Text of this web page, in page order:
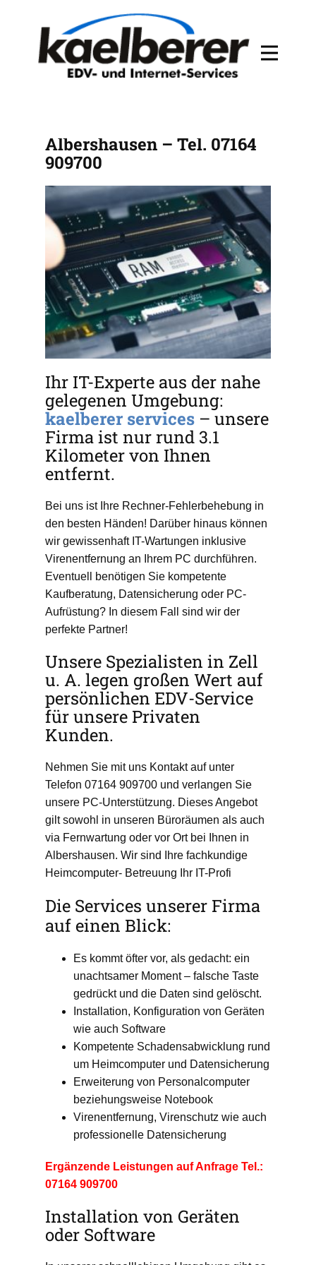
Albershausen – Tel. 07164
909700
Ihr IT-Experte aus der nahe
gelegenen Umgebung:
kaelberer services – unsere
Firma ist nur rund 3.1
Kilometer von Ihnen
entfernt.
Bei uns ist Ihre Rechner-Fehlerbehebung in
den besten Händen! Darüber hinaus können
wir gewissenhaft IT-Wartungen inklusive
Virenentfernung an Ihrem PC durchführen.
Eventuell benötigen Sie kompetente
Kaufberatung, Datensicherung oder PC-
Aufrüstung? In diesem Fall sind wir der
perfekte Partner!
Unsere Spezialisten in Zell
u. A. legen großen Wert auf
persönlichen EDV-Service
für unsere Privaten
Kunden.
Nehmen Sie mit uns Kontakt auf unter
Telefon 07164 909700 und verlangen Sie
unsere PC-Unterstützung. Dieses Angebot
gilt sowohl in unseren Büroräumen als auch
via Fernwartung oder vor Ort bei Ihnen in
Albershausen. Wir sind Ihre fachkundige
Heimcomputer- Betreuung Ihr IT-Profi
Die Services unserer Firma
auf einen Blick:
Es kommt öfter vor, als gedacht: ein
unachtsamer Moment – falsche Taste
gedrückt und die Daten sind gelöscht.
Installation, Konfiguration von Geräten
wie auch Software
Kompetente Schadensabwicklung rund
um Heimcomputer und Datensicherung
Erweiterung von Personalcomputer
beziehungsweise Notebook
Virenentfernung, Virenschutz wie auch
professionelle Datensicherung
Ergänzende Leistungen auf Anfrage Tel.:
07164 909700
Installation von Geräten
oder Software